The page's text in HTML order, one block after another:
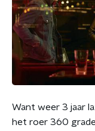
Want weer 3 jaar
het roer 360